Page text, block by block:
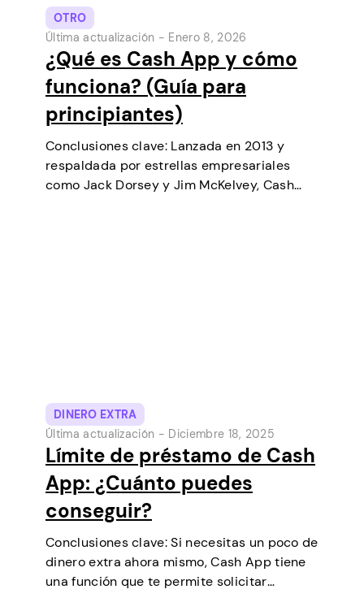
OTRO
Última actualización - Enero 8, 2026
¿Qué es Cash App y cómo
funciona? (Guía para
principiantes)
Conclusiones clave: Lanzada en 2013 y
respaldada por estrellas empresariales
como Jack Dorsey y Jim McKelvey, Cash
DINERO EXTRA
Última actualización - Diciembre 18, 2025
Límite de préstamo de Cash
App: ¿Cuánto puedes
conseguir?
Conclusiones clave: Si necesitas un poco de
dinero extra ahora mismo, Cash App tiene
una función que te permite solicitar